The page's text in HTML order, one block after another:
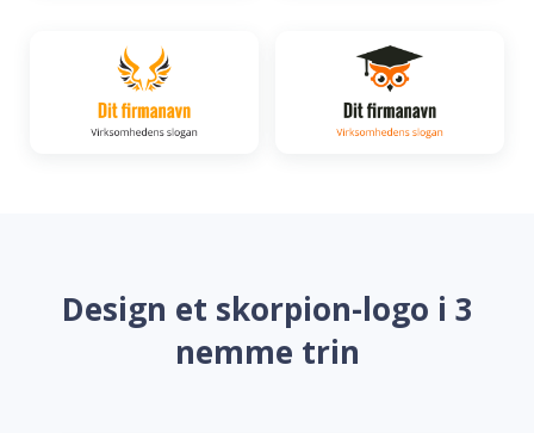
Design et skorpion-logo i 3
nemme trin